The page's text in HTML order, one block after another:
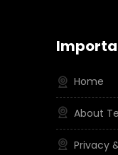
Home
About
Privacy